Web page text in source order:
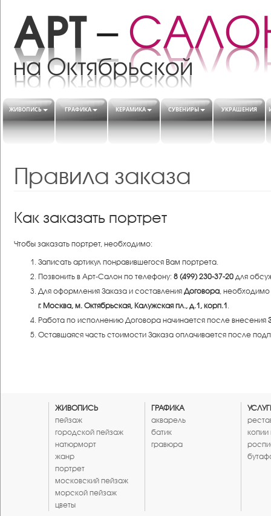
ЖИВОПИСЬ ГРАФИКА КЕРАМИКА СУВЕНИРЫ УКРАШЕНИЯ
Правила заказа
Как заказать портрет
Чтобы заказать портрет, необходимо:
Записать артикул понравившегося Вам портрета.
Позвонить в Арт-Салон по телефону: 8 (499) 230-37-20 для
Для оформления Заказа и составления Договора, необходимо
г. Москва, м. Октябрьская, Калужская пл., д.1, корп.1.
Работа по исполнению Договора начинается после внесения
Оставшаяся часть стоимости Заказа оплачивается после
ЖИВОПИСЬ
пейзаж
городской пейзаж
натюрморт
жанр
портрет
московский пейзаж
морской пейзаж
цветы
ГРАФИКА
акварель
батик
гравюра
копии